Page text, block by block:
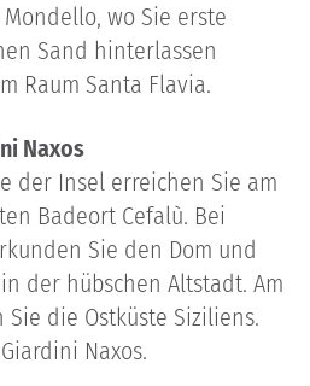
wo Sie erste
Sand hinterlassen
Raum Santa Flavia.
Naxos
der Insel erreichen Sie am
Badeort Cefalù. Bei
Sie den Dom und
der hübschen Altstadt. Am
die Ostküste Siziliens.
Naxos.